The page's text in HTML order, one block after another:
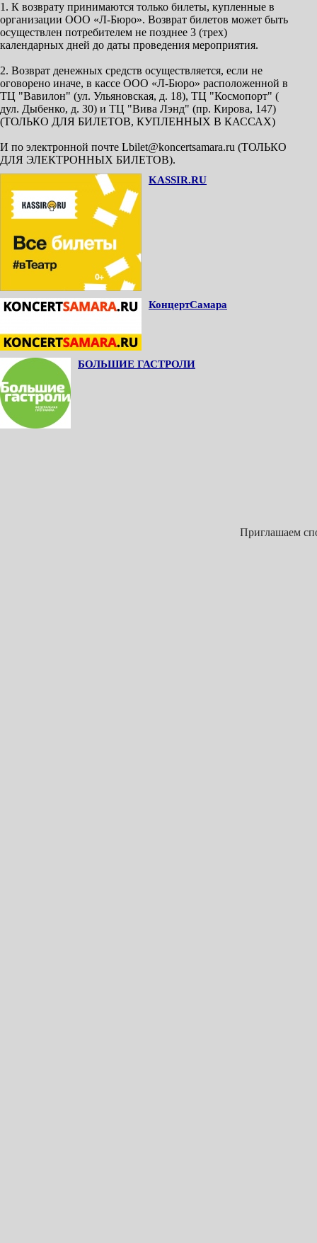
1. К возврату принимаются только билеты, купленные в
организации ООО «Л-Бюро». Возврат билетов может быть
осуществлен потребителем не позднее 3 (трех)
календарных дней до даты проведения мероприятия.
2. Возврат денежных средств осуществляется, если не
оговорено иначе, в кассе ООО «Л-Бюро» расположенной в
ТЦ "Вавилон" (ул. Ульяновская, д. 18), ТЦ "Космопорт" (
дул. Дыбенко, д. 30) и ТЦ "Вива Лэнд" (пр. Кирова, 147)
(ТОЛЬКО ДЛЯ БИЛЕТОВ, КУПЛЕННЫХ В КАССАХ)
И по электронной почте Lbilet@koncertsamara.ru (ТОЛЬКО
ДЛЯ ЭЛЕКТРОННЫХ БИЛЕТОВ).
KASSIR.RU
КонцертСамара
БОЛЬШИЕ ГАСТРОЛИ
Приглашаем